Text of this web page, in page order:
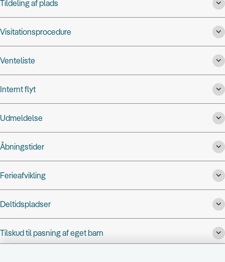
Tildeling af plads
Visitationsprocedure
Venteliste
Internt flyt
Udmeldelse
Åbningstider
Ferieafvikling
Deltidspladser
Tilskud til pasning af eget barn